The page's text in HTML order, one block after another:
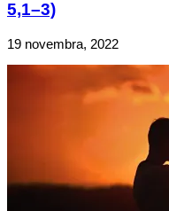
5,1–3)
19 novembra, 2022